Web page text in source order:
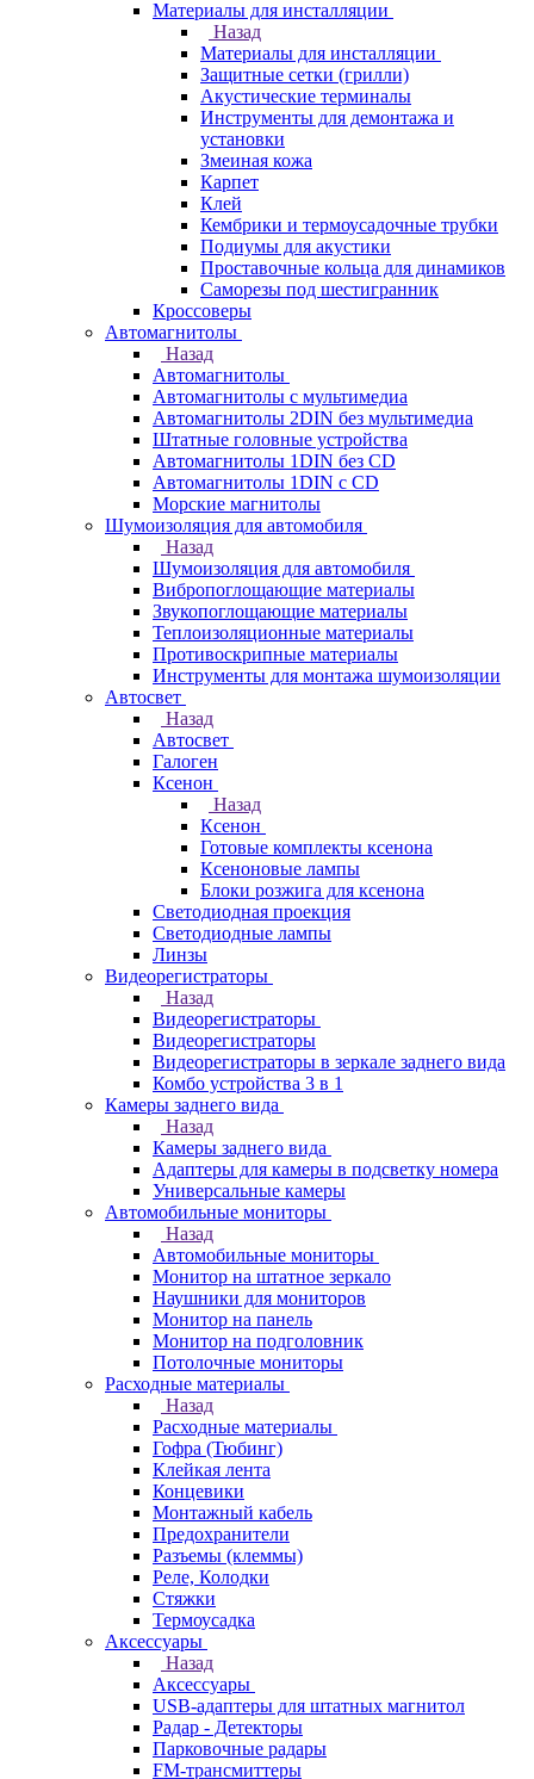
Материалы для инсталляции
Назад
Материалы для инсталляции
Защитные сетки (грилли)
Акустические терминалы
Инструменты для демонтажа и
установки
Змеиная кожа
Карпет
Клей
Кембрики и термоусадочные трубки
Подиумы для акустики
Проставочные кольца для динамиков
Саморезы под шестигранник
Кроссоверы
Автомагнитолы
Назад
Автомагнитолы
Автомагнитолы с мультимедиа
Автомагнитолы 2DIN без мультимедиа
Штатные головные устройства
Автомагнитолы 1DIN без CD
Автомагнитолы 1DIN с CD
Морские магнитолы
Шумоизоляция для автомобиля
Назад
Шумоизоляция для автомобиля
Вибропоглощающие материалы
Звукопоглощающие материалы
Теплоизоляционные материалы
Противоскрипные материалы
Инструменты для монтажа шумоизоляции
Автосвет
Назад
Автосвет
Галоген
Ксенон
Назад
Ксенон
Готовые комплекты ксенона
Ксеноновые лампы
Блоки розжига для ксенона
Светодиодная проекция
Светодиодные лампы
Линзы
Видеорегистраторы
Назад
Видеорегистраторы
Видеорегистраторы
Видеорегистраторы в зеркале заднего вида
Комбо устройства 3 в 1
Камеры заднего вида
Назад
Камеры заднего вида
Адаптеры для камеры в подсветку номера
Универсальные камеры
Автомобильные мониторы
Назад
Автомобильные мониторы
Монитор на штатное зеркало
Наушники для мониторов
Монитор на панель
Монитор на подголовник
Потолочные мониторы
Расходные материалы
Назад
Расходные материалы
Гофра (Тюбинг)
Клейкая лента
Концевики
Монтажный кабель
Предохранители
Разъемы (клеммы)
Реле, Колодки
Стяжки
Термоусадка
Аксессуары
Назад
Аксессуары
USB-адаптеры для штатных магнитол
Радар - Детекторы
Парковочные радары
FM-трансмиттеры